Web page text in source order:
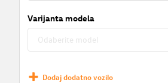
Varijanta modela
Dodaj dodatno vozilo